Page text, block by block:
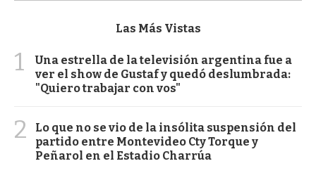
Las Más Vistas
1
Una estrella de la televisión argentina fue a
ver el show de Gustaf y quedó deslumbrada:
"Quiero trabajar con vos"
2
Lo que no se vio de la insólita suspensión del
partido entre Montevideo Cty Torque y
Peñarol en el Estadio Charrúa